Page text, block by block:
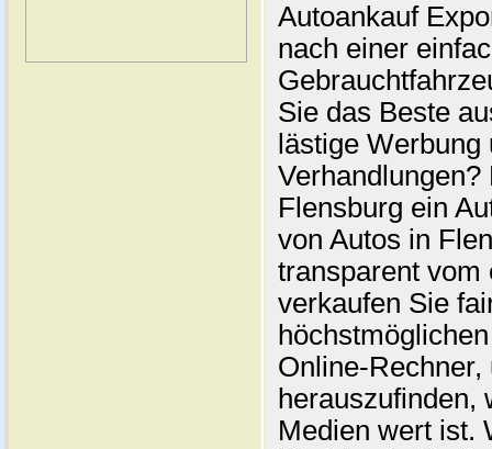
Autoankauf
nach einer
Sie das Beste
lästige
Flensburg ein
von Autos in
transparent vom
verkaufen Sie
Online-
herauszufinden,
Medien wert ist.